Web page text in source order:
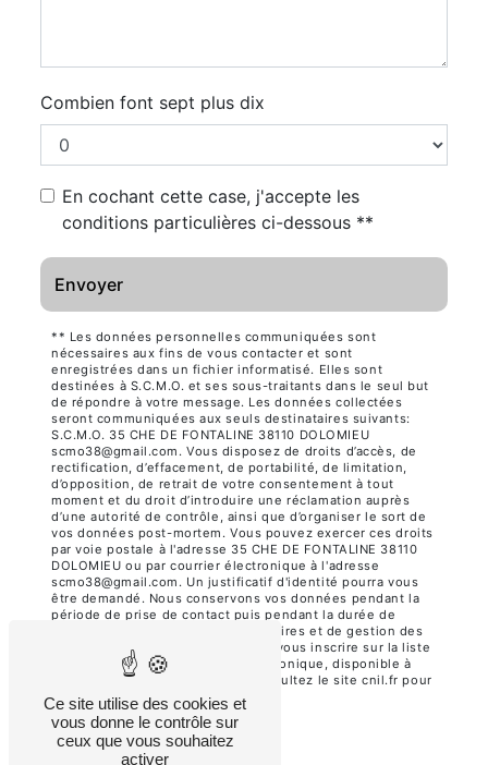
Combien font sept plus dix
En cochant cette case, j'accepte les
conditions particulières ci-dessous **
Envoyer
** Les données personnelles communiquées sont
nécessaires aux fins de vous contacter et sont
enregistrées dans un fichier informatisé. Elles sont
destinées à S.C.M.O. et ses sous-traitants dans le seul but
de répondre à votre message. Les données collectées
seront communiquées aux seuls destinataires suivants:
S.C.M.O. 35 CHE DE FONTALINE 38110 DOLOMIEU
scmo38@gmail.com. Vous disposez de droits d’accès, de
rectification, d’effacement, de portabilité, de limitation,
d’opposition, de retrait de votre consentement à tout
moment et du droit d’introduire une réclamation auprès
d’une autorité de contrôle, ainsi que d’organiser le sort de
vos données post-mortem. Vous pouvez exercer ces droits
par voie postale à l'adresse 35 CHE DE FONTALINE 38110
DOLOMIEU ou par courrier électronique à l'adresse
scmo38@gmail.com. Un justificatif d'identité pourra vous
être demandé. Nous conservons vos données pendant la
période de prise de contact puis pendant la durée de
prescription légale aux fins probatoires et de gestion des
contentieux. Vous avez le droit de vous inscrire sur la liste
d'opposition au démarchage téléphonique, disponible à
cette adresse:
. Consultez le site cnil.fr pour
plus d’informations sur vos droits.
Ce site utilise des cookies et
vous donne le contrôle sur
ceux que vous souhaitez
activer